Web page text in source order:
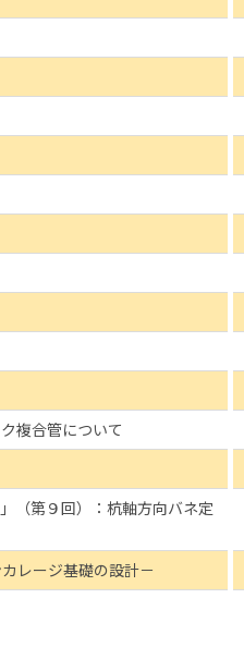
複合管について
（第９回）：杭軸方向バネ定
レージ基礎の設計－